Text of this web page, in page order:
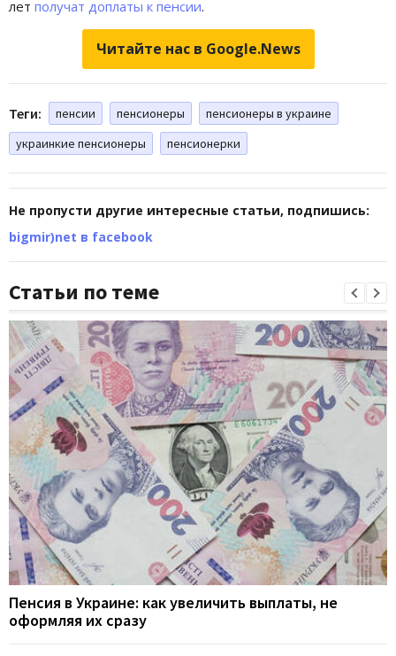
лет получат доплаты к пенсии.
Читайте нас в Google.News
Теги: пенсии пенсионеры
пенсионеры в украине
украинкие пенсионеры
пенсионерки
Не пропусти другие интересные статьи, подпишись:
bigmir)net в facebook
Статьи по теме
Пенсия в Украине: как увеличить выплаты, не
оформляя их сразу